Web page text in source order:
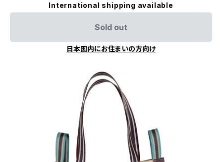
International shipping available
Sold out
日本国内にお住まいの方向け